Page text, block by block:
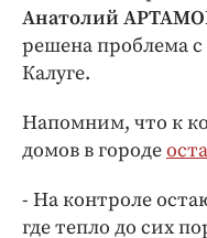
Медиаперсона
Интересное
Бренд года
Работодатель
Анатолий
решена проблема
Калуге.
Напомним, что к
домов в городе
- На контроле
где тепло до сих